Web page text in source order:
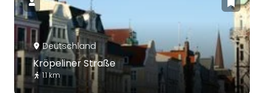
Deutschland
Kröpeliner Straße
1.1 km